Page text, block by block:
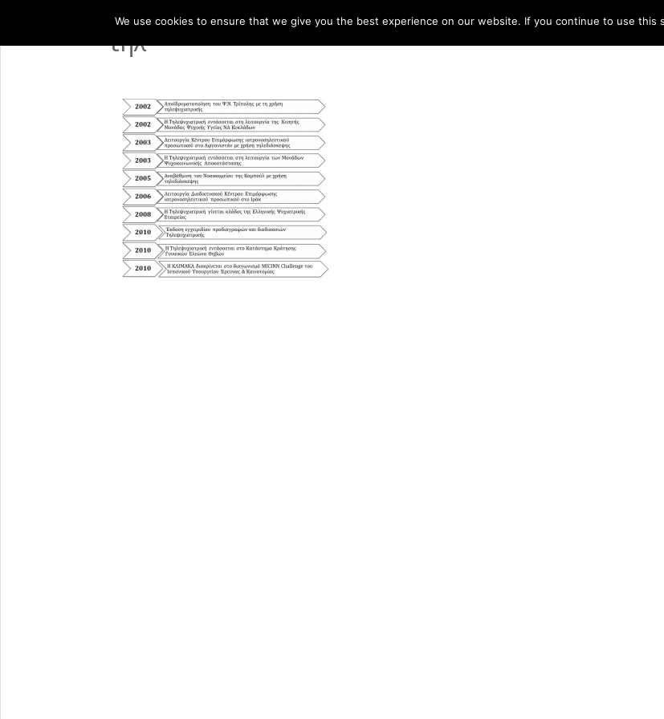
τηλ
We use cookies to ensure that we give you the best experience on our website. If you continue to use this